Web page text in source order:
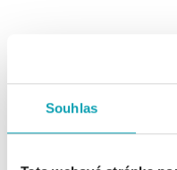
Souhlas